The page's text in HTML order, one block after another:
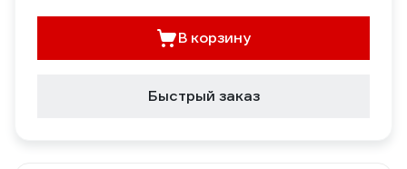
В корзину
Быстрый заказ